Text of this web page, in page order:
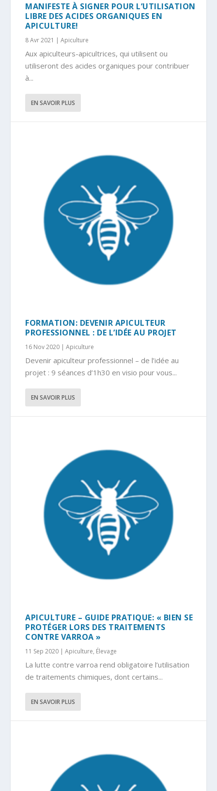
MANIFESTE À SIGNER POUR L’UTILISATION
LIBRE DES ACIDES ORGANIQUES EN
APICULTURE!
8 Avr 2021 |Apiculture
Aux apiculteurs-apicultrices, qui utilisent ou
utiliseront des acides organiques pour contribuer
à...
EN SAVOIR PLUS
FORMATION: DEVENIR APICULTEUR
PROFESSIONNEL : DE L’IDÉE AU PROJET
16 Nov 2020 |Apiculture
Devenir apiculteur professionnel – de l’idée au
projet : 9 séances d’1h30 en visio pour vous...
EN SAVOIR PLUS
APICULTURE – GUIDE PRATIQUE: « BIEN SE
PROTÉGER LORS DES TRAITEMENTS
CONTRE VARROA »
11 Sep 2020 |Apiculture, Élevage
La lutte contre varroa rend obligatoire l’utilisation
de traitements chimiques, dont certains...
EN SAVOIR PLUS